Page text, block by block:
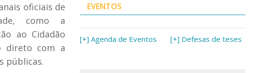
oficiais de
como a
ao Cidadão
direto com a
públicas.
EVENTOS
[+] Agenda de Eventos [+] Defesas de teses